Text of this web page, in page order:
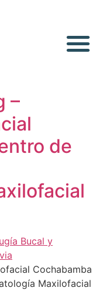
–
de
Cochabamba
Maxilofacial